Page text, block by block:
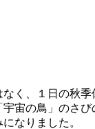
く、１日の秋
宙の鳥」のさ
なりました。